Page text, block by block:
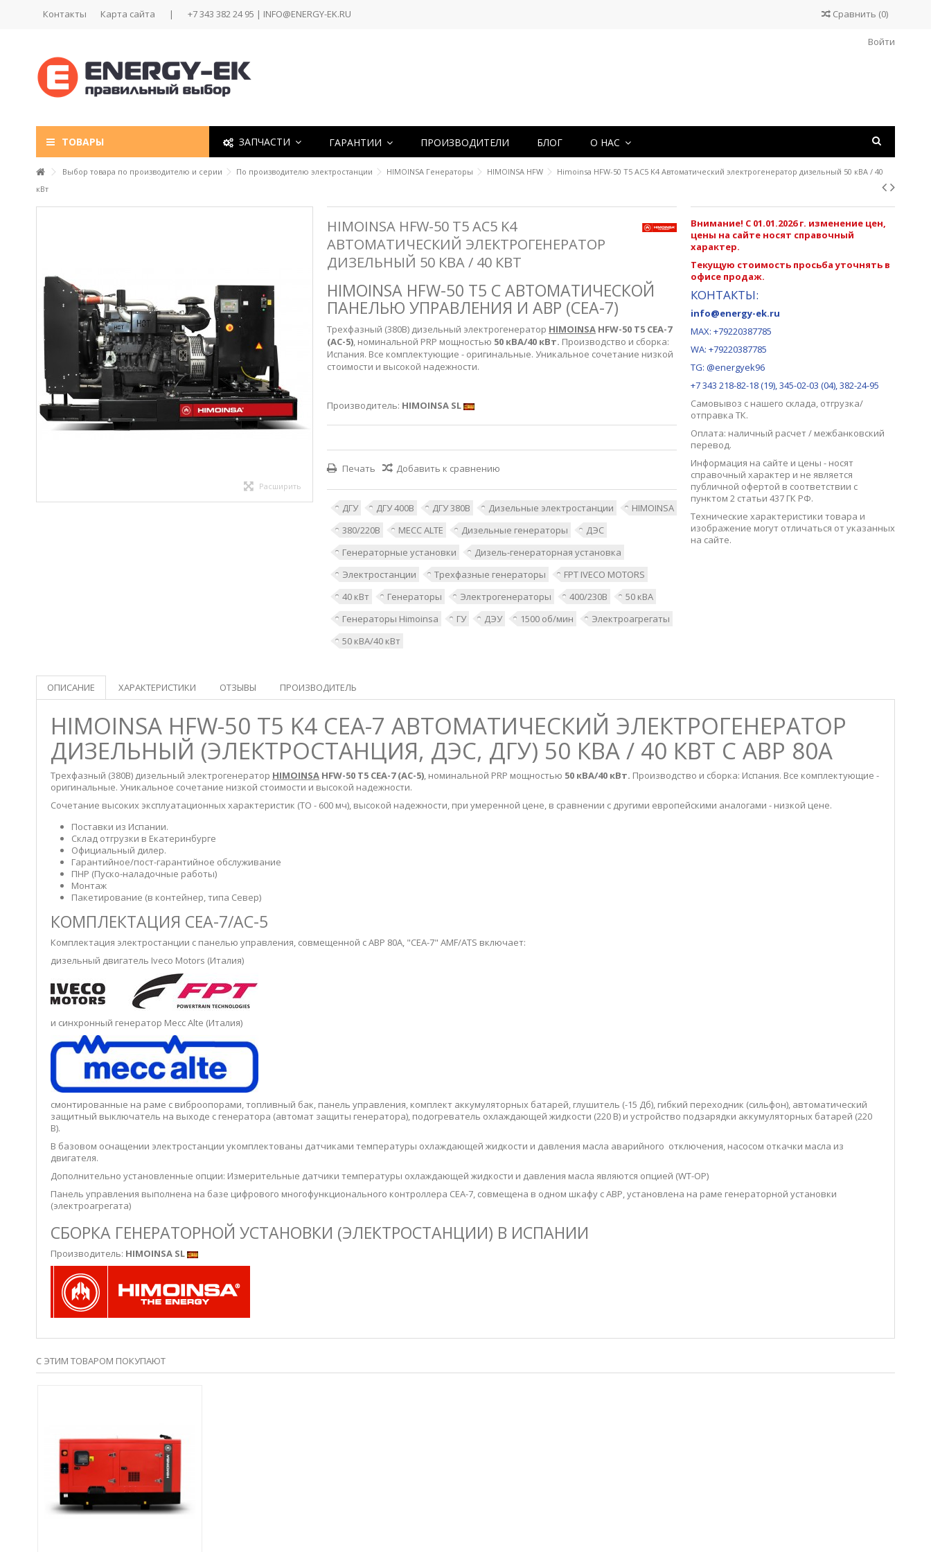
Контакты Карта сайта | +7 343 382 24 95 | INFO@ENERGY-EK.RU Сравнить (0)
Войти
ТОВАРЫ ЗАПЧАСТИ ГАРАНТИИ ПРОИЗВОДИТЕЛИ БЛОГ О НАС
Выбор товара по производителю и серии По производителю электростанции HIMOINSA Генераторы HIMOINSA HFW
Himoinsa HFW-50 T5 AC5 K4 Автоматический электрогенератор дизельный 50 кВА / 40
кВт
Расширить
HIMOINSA HFW-50 T5 AC5 K4
АВТОМАТИЧЕСКИЙ ЭЛЕКТРОГЕНЕРАТОР
ДИЗЕЛЬНЫЙ 50 КВА / 40 КВТ
HIMOINSA HFW-50 T5 С АВТОМАТИЧЕСКОЙ
ПАНЕЛЬЮ УПРАВЛЕНИЯ И АВР (СЕА-7)
Трехфазный (380В) дизельный электрогенератор HIMOINSA HFW-50 T5 CEA-7
(AC-5), номинальной PRP мощностью 50 кВА/40 кВт. Производство и сборка:
Испания. Все комплектующие - оригинальные. Уникальное сочетание низкой
стоимости и высокой надежности.
Производитель: HIMOINSA SL
Печать Добавить к сравнению
ДГУ ДГУ 400В ДГУ 380В Дизельные электростанции
HIMOINSA
380/220В
MECC ALTE Дизельные генераторы
ДЭС
Генераторные установки
Дизель-генераторная установка
Электростанции
Трехфазные генераторы
FPT IVECO MOTORS
40 кВт
Генераторы Электрогенераторы 400/230В
50 кВА
Генераторы Himoinsa
ГУ ДЭУ 1500 об/мин
Электроагрегаты
50 кВА/40 кВт
Внимание! С 01.01.2026 г. изменение цен,
цены на сайте носят справочный
характер.
Текущую стоимость просьба уточнять в
офисе продаж.
КОНТАКТЫ:
info@energy-ek.ru
MAX: +79220387785
WA: +79220387785
TG: @energyek96
+7 343 218-82-18 (19), 345-02-03 (04), 382-24-95
Самовывоз с нашего склада, отгрузка/
отправка ТК.
Оплата: наличный расчет / межбанковский
перевод.
Информация на сайте и цены - носят
справочный характер и не является
публичной офертой в соответствии с
пунктом 2 статьи 437 ГК РФ.
Технические характеристики товара и
изображение могут отличаться от указанных
на сайте.
ОПИСАНИЕ ХАРАКТЕРИСТИКИ ОТЗЫВЫ ПРОИЗВОДИТЕЛЬ
HIMOINSA HFW-50 T5 K4 CEA-7 АВТОМАТИЧЕСКИЙ ЭЛЕКТРОГЕНЕРАТОР
ДИЗЕЛЬНЫЙ (ЭЛЕКТРОСТАНЦИЯ, ДЭС, ДГУ) 50 КВА / 40 КВТ С АВР 80А
Трехфазный (380В) дизельный электрогенератор HIMOINSA HFW-50 T5 CEA-7 (AC-5), номинальной PRP мощностью 50 кВА/40 кВт. Производство и сборка: Испания. Все комплектующие -
оригинальные. Уникальное сочетание низкой стоимости и высокой надежности.
Сочетание высоких эксплуатационных характеристик (ТО - 600 мч), высокой надежности, при умеренной цене, в сравнении с другими европейскими аналогами - низкой цене.
Поставки из Испании.
Склад отгрузки в Екатеринбурге
Официальный дилер.
Гарантийное/пост-гарантийное обслуживание
ПНР (Пуско-наладочные работы)
Монтаж
Пакетирование (в контейнер, типа Север)
КОМПЛЕКТАЦИЯ CEA-7/AC-5
Комплектация электростанции с панелью управления, совмещенной с АВР 80А, "CEA-7" AMF/ATS включает:
дизельный двигатель Iveco Motors (Италия)
и синхронный генератор Месс Alte (Италия)
смонтированные на раме с виброопорами, топливный бак, панель управления, комплект аккумуляторных батарей, глушитель (-15 Дб), гибкий переходник (сильфон), автоматический
защитный выключатель на выходе с генератора (автомат защиты генератора), подогреватель охлаждающей жидкости (220 В) и устройство подзарядки аккумуляторных батарей (220
В).
В базовом оснащении электростанции укомплектованы датчиками температуры охлаждающей жидкости и давления масла аварийного отключения, насосом откачки масла из
двигателя.
Дополнительно установленные опции: Измерительные датчики температуры охлаждающей жидкости и давления масла являются опцией (WT-OP)
Панель управления выполнена на базе цифрового многофункционального контроллера CEА-7, совмещена в одном шкафу с АВР, установлена на раме генераторной установки
(электроагрегата)
СБОРКА ГЕНЕРАТОРНОЙ УСТАНОВКИ (ЭЛЕКТРОСТАНЦИИ) В ИСПАНИИ
Производитель: HIMOINSA SL
С ЭТИМ ТОВАРОМ ПОКУПАЮТ